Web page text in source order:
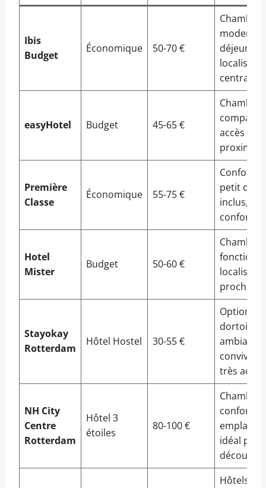
Ibis
Budget
Économique 50-70 €
Chambres
déjeuner,
centrale
easyHotel Budget 45-65 €
Chambres
accès Wi-
proximité
Première
Classe
Économique 55-75 €
Confort
petit
inclus,
confort
Hotel
Mister
Budget 50-60 €
Chambres
proche
Stayokay
Rotterdam
Hôtel Hostel 30-55 €
Option en
dortoir,
ambiance
très
NH City
Centre
Rotterdam
Hôtel 3
étoiles
80-100 €
Chambres
idéal pour
découvrir
Hôtels